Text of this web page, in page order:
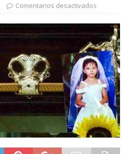
Comentarios desactivados